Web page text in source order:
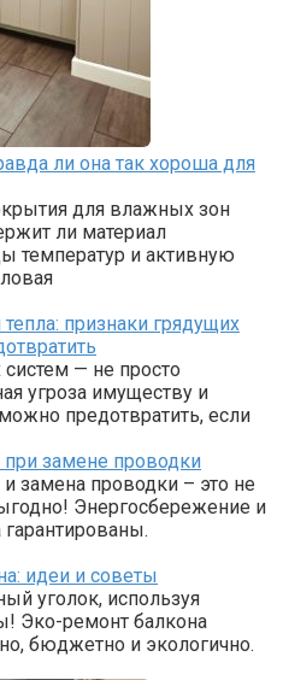
ли она так хороша для
для влажных зон
ли материал
температур и активную
признаки грядущих
— не просто
угроза имуществу и
предотвратить, если
при замене проводки
замена проводки – это не
Энергосбережение и
идеи и советы
уголок, используя
Эко-ремонт балкона
бюджетно и экологично.